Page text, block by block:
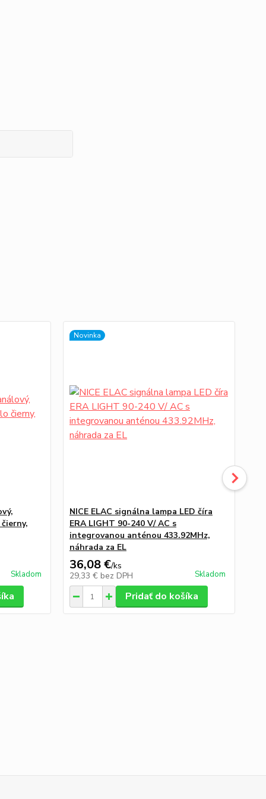
Skladom
Novinka
NICE ELAC signálna lampa LED číra
ERA LIGHT 90-240 V/ AC s
integrovanou anténou 433.92MHz,
náhrada za EL
36,08 €/ks
29,33 € bez DPH Skladom
Pridať do košíka